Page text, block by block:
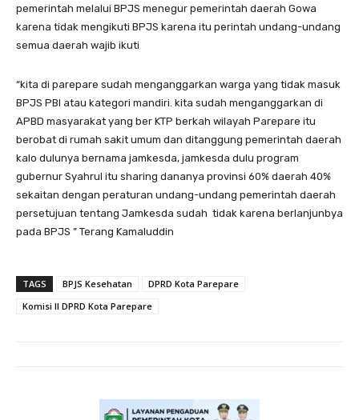
pemerintah melalui BPJS menegur pemerintah daerah Gowa
karena tidak mengikuti BPJS karena itu perintah undang-undang
semua daerah wajib ikuti
“kita di parepare sudah menganggarkan warga yang tidak masuk
BPJS PBI atau kategori mandiri. kita sudah menganggarkan di
APBD masyarakat yang ber KTP berkah wilayah Parepare itu
berobat di rumah sakit umum dan ditanggung pemerintah daerah
kalo dulunya bernama jamkesda, jamkesda dulu program
gubernur Syahrul itu sharing dananya provinsi 60% daerah 40%
sekaitan dengan peraturan undang-undang pemerintah daerah
persetujuan tentang Jamkesda sudah tidak karena berlanjunbya
pada BPJS ” Terang Kamaluddin
TAGS BPJS Kesehatan
DPRD Kota Parepare
Komisi II DPRD Kota Parepare